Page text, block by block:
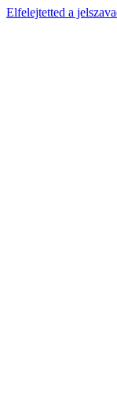
Elfelejtetted a